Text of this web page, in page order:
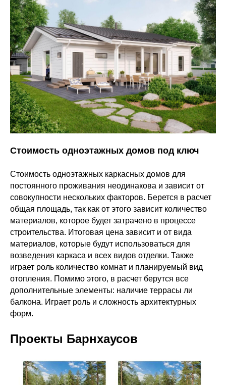
Стоимость одноэтажных домов под ключ
Стоимость одноэтажных каркасных домов для
постоянного проживания неодинакова и зависит от
совокупности нескольких факторов. Берется в расчет
общая площадь, так как от этого зависит количество
материалов, которое будет затрачено в процессе
строительства. Итоговая цена зависит и от вида
материалов, которые будут использоваться для
возведения каркаса и всех видов отделки. Также
играет роль количество комнат и планируемый вид
отопления. Помимо этого, в расчет берутся все
дополнительные элементы: наличие террасы ли
балкона. Играет роль и сложность архитектурных
форм.
Проекты Барнхаусов